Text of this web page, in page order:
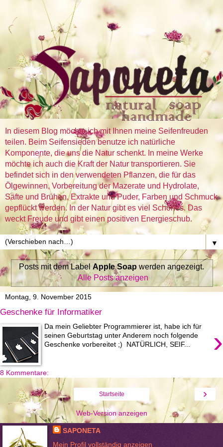
In diesem Blog möchte ich mit Ihnen meine Seifenfreuden
teilen. Beim Seifensieden benutze ich natürliche
Komponente, die uns die Natur schenkt. In meine Werke
möchte ich auch die Kraft der Natur transportieren. Sie
befindet sich in den verwendeten Pflanzen, die für das
Ölgewinnen, Vorbereitung der Mazerate und Hydrolate,
Säfte und Brühen, Extrakte und Puder, Farben und Schmuck
gepflückt werden. In der Natur gibt es viel Schönes. Das
weckt Freude und gibt einen positiven Energieschub.
▼
Posts mit dem LabelApple Soap werden angezeigt.
Alle Posts anzeigen
Montag, 9. November 2015
Geschenke für Informatiker
›
Da mein Geliebter Programmierer ist, habe ich für
seinen Geburtstag unter Anderem noch folgende
Geschenke vorbereitet ;) NATÜRLICH, SEIF...
8 Kommentare:
›
Startseite
Web-Version anzeigen
SAPONETA
Mein Profil vollständig anzeigen